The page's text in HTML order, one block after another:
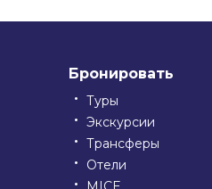
Бронировать
Туры
Экскурсии
Трансферы
Отели